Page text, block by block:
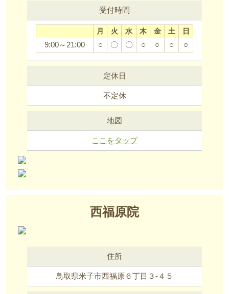
受付時間
月 火 水 木 金 土 日
9:00～21:00 ○ 〇 〇 ○ ○ ○ ○
定休日
不定休
地図
ここをタップ
西福原院
住所
鳥取県米子市西福原６丁目３-４５